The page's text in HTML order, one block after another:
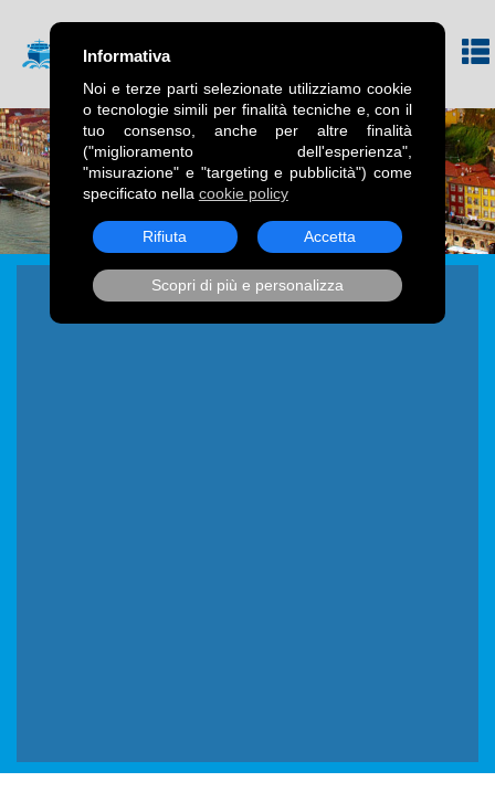
Informativa
Noi e terze parti selezionate utilizziamo cookie
o tecnologie simili per finalità tecniche e, con il
tuo consenso, anche per altre finalità
("miglioramento dell'esperienza",
"misurazione" e "targeting e pubblicità") come
specificato nella cookie policy
Rifiuta Accetta
Scopri di più e personalizza